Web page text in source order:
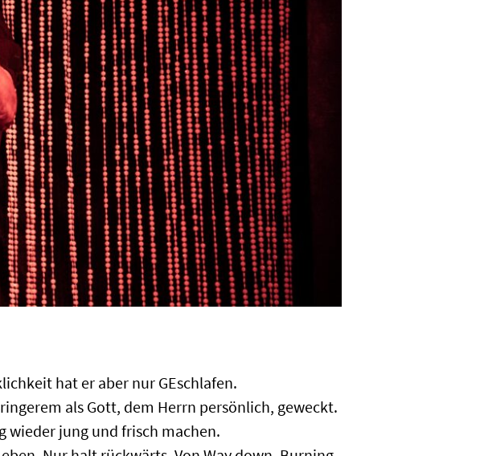
hat er aber nur GEschlafen.
als Gott, dem Herrn persönlich, geweckt.
wieder jung und frisch machen.